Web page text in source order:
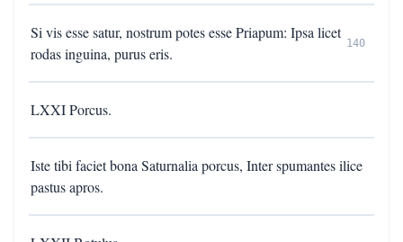
Si vis esse satur, nostrum potes esse Priapum: Ipsa licet
rodas inguina, purus eris.
140
LXXI Porcus.
Iste tibi faciet bona Saturnalia porcus, Inter spumantes ilice
pastus apros.